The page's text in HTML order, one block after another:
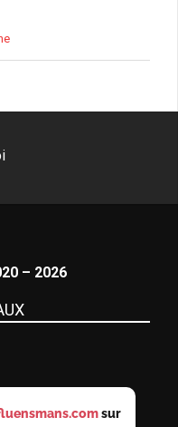
– 2026
sur